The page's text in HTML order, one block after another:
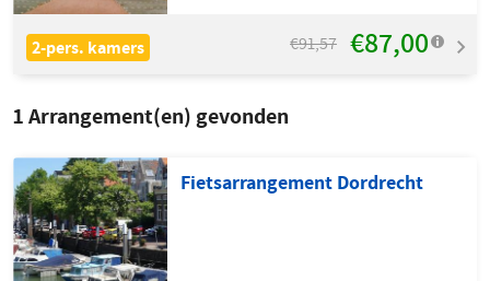
2-pers. kamers €91,57 €87,00
1Arrangement(en) gevonden
Fietsarrangement Dordrecht